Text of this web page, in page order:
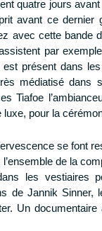
quatre jours
avant ce dernier
avec cette bande
par
présent dans
médiatisé dans
Tiafoe
pour la
se font
de la
les vestiaires
de Jannik Sinner,
Un